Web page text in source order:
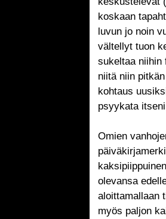
koskaan
luvun jo noin
vältellyt tuon
sukeltaa niihin
niitä niin
kohtaus
psyykata
Omien
olevansa
aloittamallaan
myös paljon